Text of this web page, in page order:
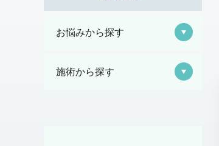
お悩みから探す
施術から探す